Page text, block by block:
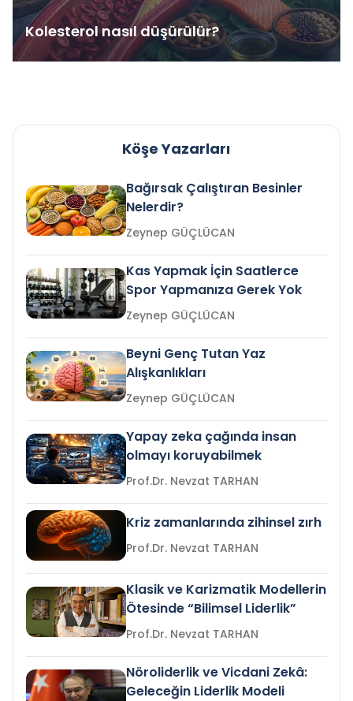
Kolesterol nasıl düşürülür?
Köşe Yazarları
Bağırsak Çalıştıran Besinler
Nelerdir?
Zeynep GÜÇLÜCAN
Kas Yapmak İçin Saatlerce
Spor Yapmanıza Gerek Yok
Zeynep GÜÇLÜCAN
Beyni Genç Tutan Yaz
Alışkanlıkları
Zeynep GÜÇLÜCAN
Yapay zeka çağında insan
olmayı koruyabilmek
Prof.Dr. Nevzat TARHAN
Kriz zamanlarında zihinsel zırh
Prof.Dr. Nevzat TARHAN
Klasik ve Karizmatik Modellerin
Ötesinde “Bilimsel Liderlik”
Prof.Dr. Nevzat TARHAN
Nöroliderlik ve Vicdani Zekâ:
Geleceğin Liderlik Modeli